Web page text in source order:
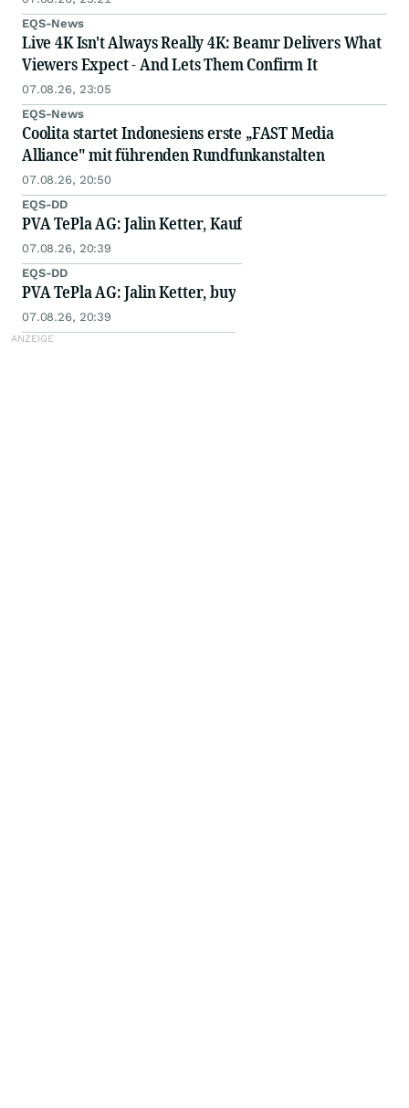
EQS-News
Live 4K Isn't Always Really 4K: Beamr Delivers What
Viewers Expect - And Lets Them Confirm It
07.08.26, 23:05
EQS-News
Coolita startet Indonesiens erste „FAST Media
Alliance" mit führenden Rundfunkanstalten
07.08.26, 20:50
EQS-DD
PVA TePla AG: Jalin Ketter, Kauf
07.08.26, 20:39
EQS-DD
PVA TePla AG: Jalin Ketter, buy
07.08.26, 20:39